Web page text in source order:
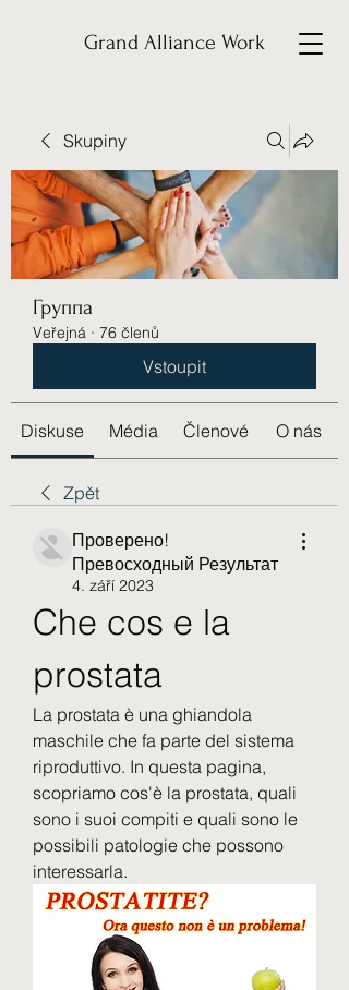
Grand Alliance Work
Skupiny
Группа
Veřejná · 76 členů
Vstoupit
Diskuse Média Členové O nás
Zpět
Проверено!
Превосходный Результат
4. září 2023
Che cos e la
prostata
La prostata è una ghiandola
maschile che fa parte del sistema
riproduttivo. In questa pagina,
scopriamo cos'è la prostata, quali
sono i suoi compiti e quali sono le
possibili patologie che possono
interessarla.